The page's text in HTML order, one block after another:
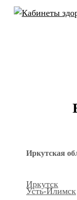
Иркутская
Иркутск
Усть-Илимск